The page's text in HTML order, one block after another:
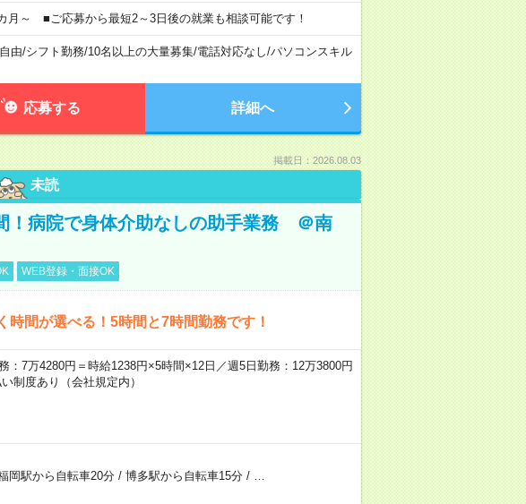
月～ ■ご応募から最短2～3日後の就業も相談可能です！
由/シフト勤務/10名以上の大量募集/電話対応なし/パソコンスキル
応募する 詳細へ
掲載日：2026.08.03
未読
！病院で身体介助なしの助手業務 ＠南
WEB登録・面接OK
時間が選べる！5時間と7時間勤務です！
7万4280円＝時給1238円×5時間×12日／週5日勤務：12万3800円
制度あり（会社規定内）
岡駅から自転車20分/ 博多駅から自転車15分/